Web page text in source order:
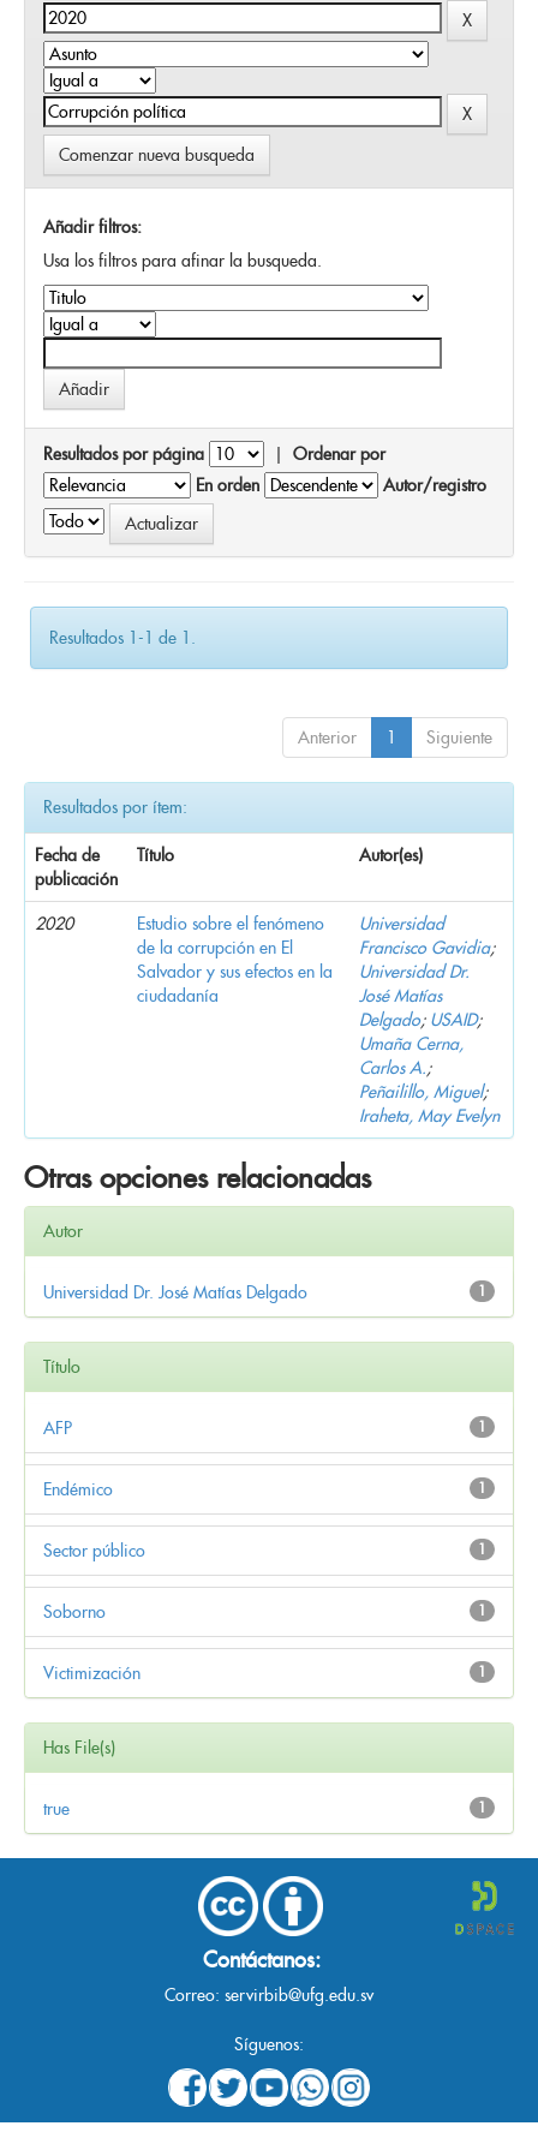
Comenzar nueva busqueda
Añadir filtros:
Usa los filtros para afinar la busqueda.
Resultados por página | Ordenar por
En orden
Autor/registro
Resultados 1-1 de 1.
Anterior 1 Siguiente
Resultados por ítem:
Fecha de
publicación
Título Autor(es)
2020
Estudio sobre el fenómeno
de la corrupción en El
Salvador y sus efectos en la
ciudadanía
Universidad
Francisco Gavidia;
Universidad Dr.
José Matías
Delgado; USAID;
Umaña Cerna,
Carlos A.;
Peñailillo, Miguel;
Iraheta, May Evelyn
Otras opciones relacionadas
Autor
1
Universidad Dr. José Matías Delgado
Título
1
AFP
1
Endémico
1
Sector público
1
Soborno
1
Victimización
Has File(s)
1
true
Contáctanos:
Correo: servirbib@ufg.edu.sv
Síguenos: